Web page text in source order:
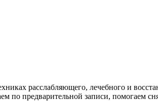
расслабляющего, лечебного и
по предварительной записи, помогаем